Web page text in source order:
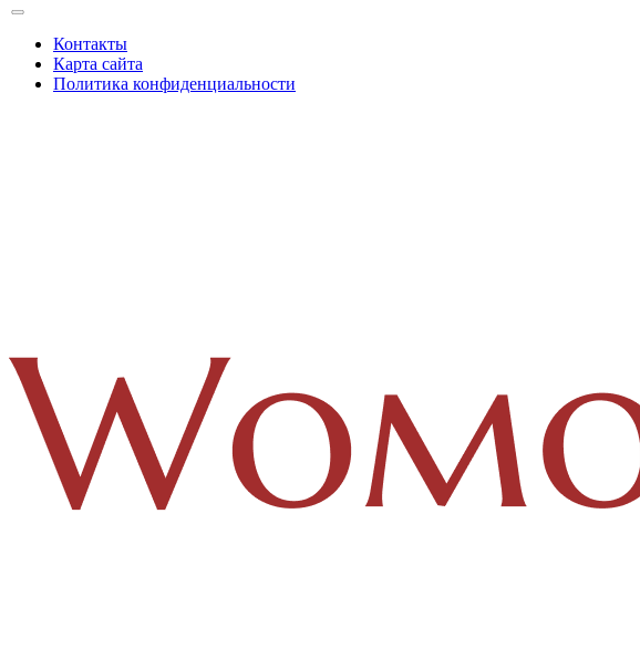
Контакты
Карта сайта
Политика конфиденциальности